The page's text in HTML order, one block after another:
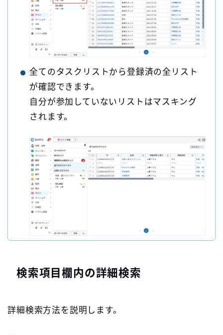
全てのタスクリストから登録済の全リスト
が確認できます。
自分が参加していないリストはマスキング
されます。
検索項目欄内の詳細検索
詳細検索方法を説明します。